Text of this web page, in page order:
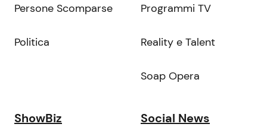
Persone Scomparse
Politica
Programmi TV
Reality e Talent
Soap Opera
ShowBiz Social News